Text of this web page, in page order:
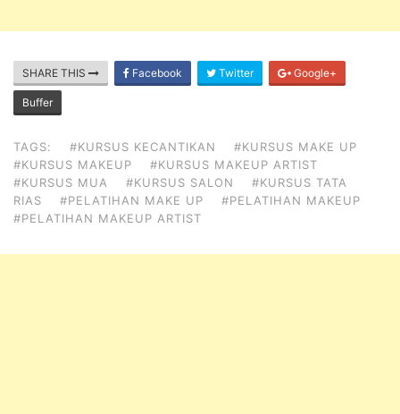
SHARE THIS Facebook Twitter Google+
Buffer
TAGS: #KURSUS KECANTIKAN
#KURSUS MAKE UP
#KURSUS MAKEUP
#KURSUS MAKEUP ARTIST
#KURSUS MUA
#KURSUS SALON
#KURSUS TATA
RIAS
#PELATIHAN MAKE UP
#PELATIHAN MAKEUP
#PELATIHAN MAKEUP ARTIST